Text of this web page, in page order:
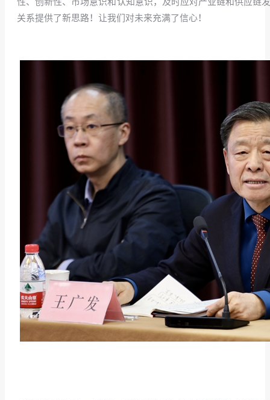
关系提供了新思路！让我们对未来充满了信心！